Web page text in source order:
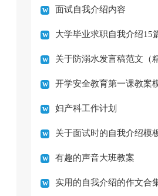
面试自我介绍内容
大学毕业求职自我介绍15
关于防溺水发言稿范文（
开学安全教育第一课教案
篇）妇产科工作计划
关于面试时的自我介绍模
有趣的声音大班教案
实用的自我介绍的作文合